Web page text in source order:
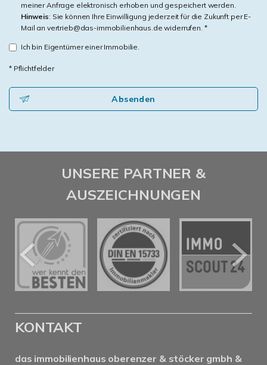
meiner Anfrage elektronisch erhoben und gespeichert werden.
Hinweis: Sie können Ihre Einwilligung jederzeit für die Zukunft per E-
Mail an vertrieb@das-immobilienhaus.de widerrufen. *
Ich bin Eigentümer einer Immobilie.
* Pflichtfelder
Absenden
UNSERE PARTNER &
AUSZEICHNUNGEN
KONTAKT
das immobilienhaus oberenzer & stöcker gmbh &